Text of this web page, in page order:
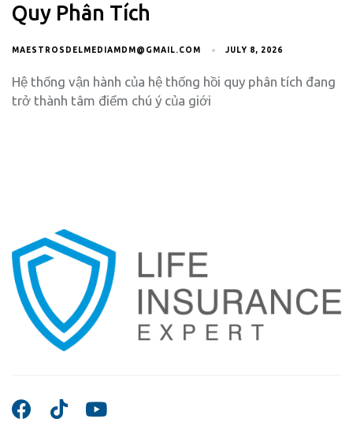
Quy Phân Tích
MAESTROSDELMEDIAMDM@GMAIL.COM JULY 8, 2026
Hệ thống vận hành của hệ thống hồi quy phân tích đang
trở thành tâm điểm chú ý của giới